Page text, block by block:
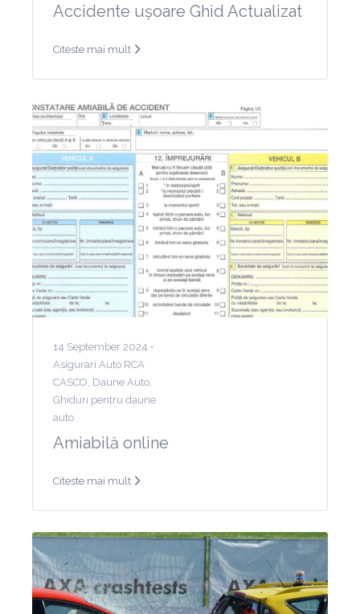
Accidente ușoare Ghid Actualizat
Citeste mai mult
14 September 2024 •
Asigurari Auto RCA
CASCO Daune Auto
Ghiduri pentru daune
auto
Amiabilă online
Citeste mai mult